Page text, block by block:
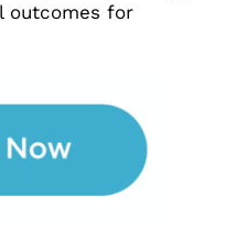
outcomes for